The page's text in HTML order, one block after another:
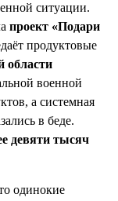
ситуации.
проект «Подари
продуктовые
области
военной
а системная
в беде.
девяти тысяч
одинокие